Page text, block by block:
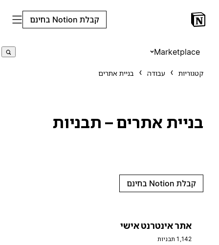
קבלת Notion בחינם
Marketplace
קטגוריות עבודה בניית אתרים
בניית אתרים – תבניות
קבלת Notion בחינם
אתר אינטרנט אישי
1,142 תבניות